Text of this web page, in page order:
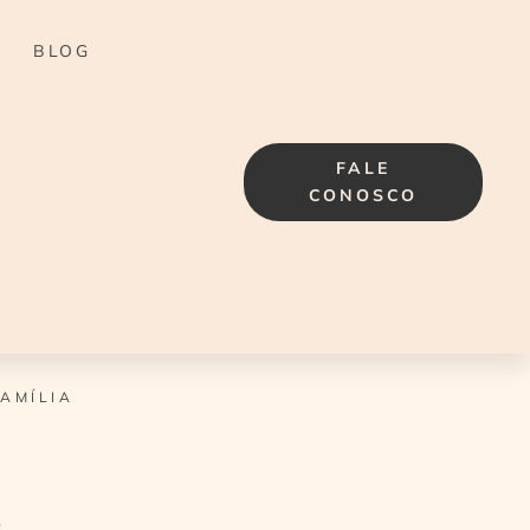
BLOG
FALE
CONOSCO